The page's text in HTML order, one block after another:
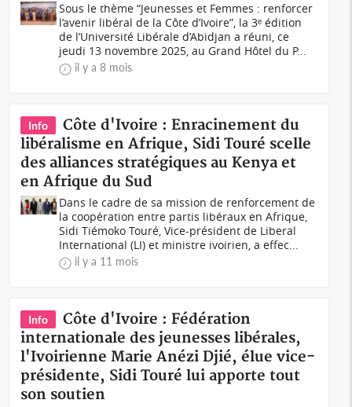
Sous le thème “Jeunesses et Femmes : renforcer
l’avenir libéral de la Côte d’Ivoire”, la 3ᵉ édition
de l’Université Libérale d’Abidjan a réuni, ce
jeudi 13 novembre 2025, au Grand Hôtel du P...
il y a 8 mois
Info
Côte d'Ivoire : Enracinement du
libéralisme en Afrique, Sidi Touré scelle
des alliances stratégiques au Kenya et
en Afrique du Sud
Dans le cadre de sa mission de renforcement de
la coopération entre partis libéraux en Afrique,
Sidi Tiémoko Touré, Vice-président de Liberal
International (LI) et ministre ivoirien, a effec...
il y a 11 mois
Info
Côte d'Ivoire : Fédération
internationale des jeunesses libérales,
l'Ivoirienne Marie Anézi Djié, élue vice-
présidente, Sidi Touré lui apporte tout
son soutien